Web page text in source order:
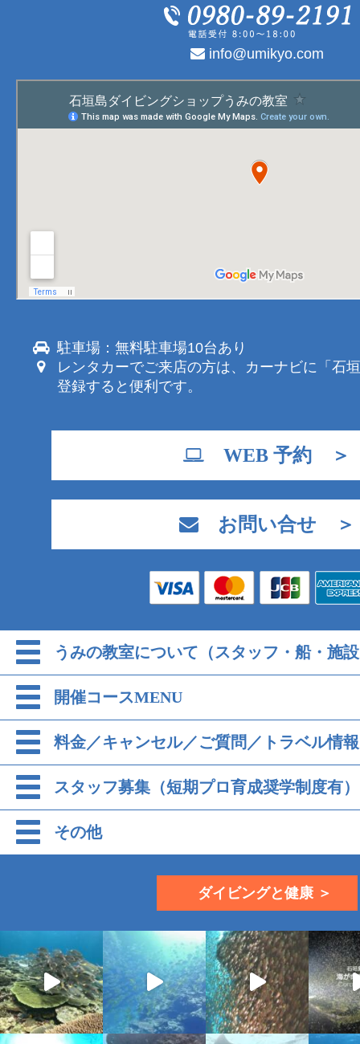
info@umikyo.com
駐車場：無料駐車場10台あり
レンタカーでご来店の方は、カーナビに「石
登録すると便利です。
WEB 予約 ＞
お問い合せ ＞
うみの教室について（スタッフ・船・施
開催コースMENU
料金／キャンセル／ご質問／トラベル情報
スタッフ募集（短期プロ育成奨学制度有）
その他
ダイビングと健康 ＞